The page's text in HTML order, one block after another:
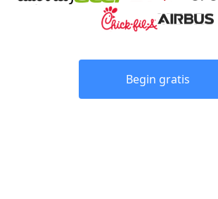
Begin gratis